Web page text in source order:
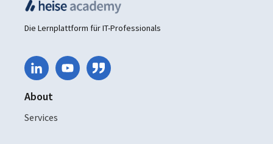
Die Lernplattform für IT-Professionals
About
Services